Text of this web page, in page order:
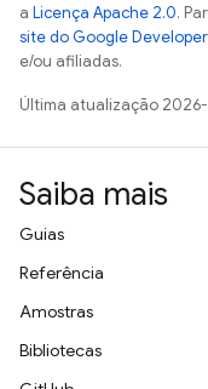
a Licença Apache 2.0.
site do Google
e/ou afiliadas.
Última atualização
Saiba mais
Guias
Referência
Amostras
Bibliotecas